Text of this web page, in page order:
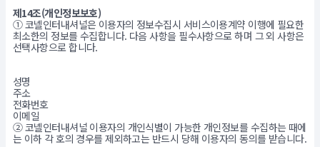
제14조(개인정보보호)
① 코넬인터내셔널은 이용자의 정보수집시 서비스이용계약 이행에 필요한
최소한의 정보를 수집합니다. 다음 사항을 필수사항으로 하며 그 외 사항은
선택사항으로 합니다.
성명
주소
전화번호
이메일
② 코넬인터내셔널 이용자의 개인식별이 가능한 개인정보를 수집하는 때에
는 이하 각 호의 경우를 제외하고는 반드시 당해 이용자의 동의를 받습니다.